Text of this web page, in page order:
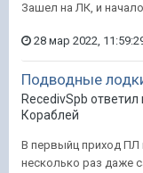
Зашел на ЛК, и
28 мар 2022,
Подводные
RecedivSpb
Кораблей
В первыйц приход
несколько раз даже